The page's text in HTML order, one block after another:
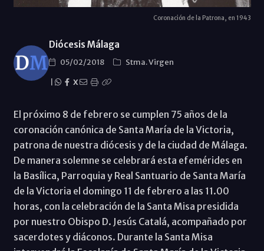
Coronación de la Patrona, en 1943
Diócesis Málaga
05/02/2018
Stma. Virgen
X
El próximo 8 de febrero se cumplen 75 años de la
coronación canónica de Santa María de la Victoria,
patrona de nuestra diócesis y de la ciudad de Málaga.
De manera solemne se celebrará esta efemérides en
la Basílica, Parroquia y Real Santuario de Santa María
de la Victoria el domingo 11 de febrero a las 11.00
horas, con la celebración de la Santa Misa presidida
por nuestro Obispo D. Jesús Catalá, acompañado por
sacerdotes y diáconos. Durante la Santa Misa